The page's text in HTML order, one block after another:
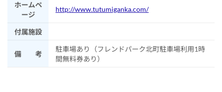
ホームペ
ージ
http://www.tutumiganka.com/
付属施設
備 考
駐車場あり（フレンドパーク北町駐車場利用1時
間無料券あり）